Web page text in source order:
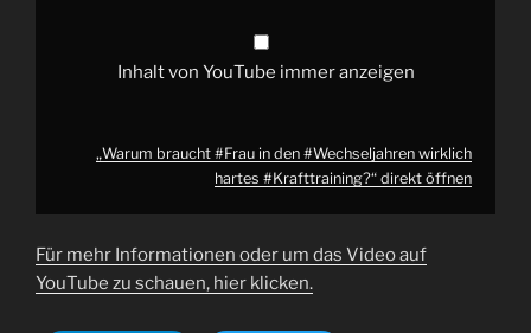
Inhalt von YouTube immer anzeigen
„Warum braucht #Frau in den #Wechseljahren wirklich
hartes #Krafttraining?“ direkt öffnen
Für mehr Informationen oder um das Video auf
YouTube zu schauen, hier klicken.